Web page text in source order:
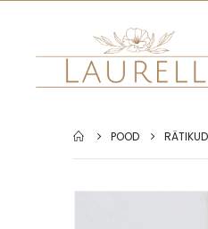
POOD RÄTIKUD